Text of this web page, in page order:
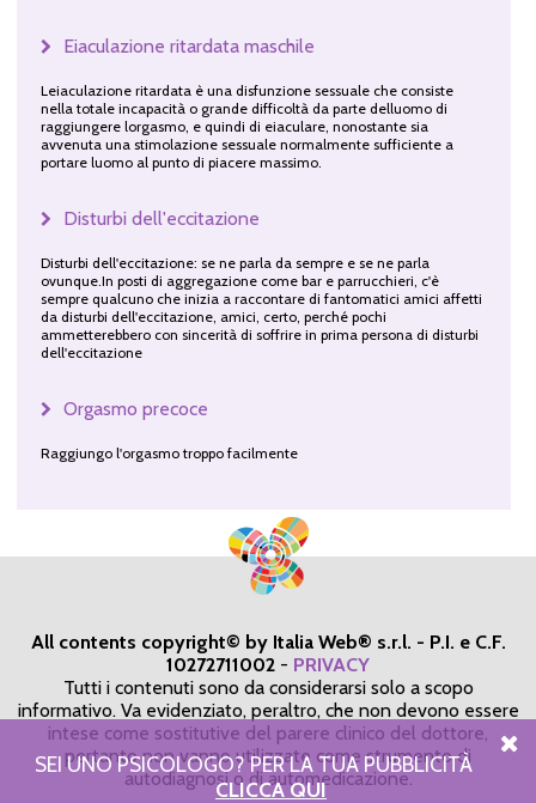
Eiaculazione ritardata maschile
Leiaculazione ritardata è una disfunzione sessuale che consiste
nella totale incapacità o grande difficoltà da parte delluomo di
raggiungere lorgasmo, e quindi di eiaculare, nonostante sia
avvenuta una stimolazione sessuale normalmente sufficiente a
portare luomo al punto di piacere massimo.
Disturbi dell'eccitazione
Disturbi dell'eccitazione: se ne parla da sempre e se ne parla
ovunque.In posti di aggregazione come bar e parrucchieri, c'è
sempre qualcuno che inizia a raccontare di fantomatici amici affetti
da disturbi dell'eccitazione, amici, certo, perché pochi
ammetterebbero con sincerità di soffrire in prima persona di disturbi
dell'eccitazione
Orgasmo precoce
Raggiungo l'orgasmo troppo facilmente
All contents copyright© by Italia Web® s.r.l. - P.I. e C.F.
10272711002 - PRIVACY
Tutti i contenuti sono da considerarsi solo a scopo
informativo. Va evidenziato, peraltro, che non devono essere
intese come sostitutive del parere clinico del dottore,
pertanto non vanno utilizzate come strumento di
autodiagnosi o di automedicazione.
SEI UNO PSICOLOGO? PER LA TUA PUBBLICITÀ
CLICCA QUI